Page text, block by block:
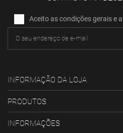
Aceito as condições gerais e
INFORMAÇÃO DA LOJA
PRODUTOS
INFORMAÇÕES